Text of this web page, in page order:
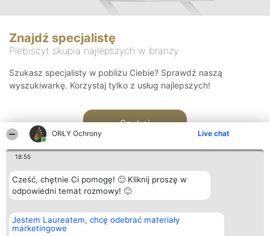
ORŁY Ochrony Live chat
18:55
Cześć, chętnie Ci pomogę! 🙂 Kliknij proszę w
odpowiedni temat rozmowy! 🙂
Jestem Laureatem, chcę odebrać materiały
marketingowe
Znajdź specjalistę
Plebiscyt skupia najlepszych w branży
Szukasz specjalisty w pobliżu Ciebie? Sprawdź naszą
wyszukiwarkę. Korzystaj tylko z usług najlepszych!
Szukaj
Organizator plebiscytu
Bright Side Solutions sp. z o.
o. sp. k.
Plebiscyt
Laureaci
Kontakt
Kontakt